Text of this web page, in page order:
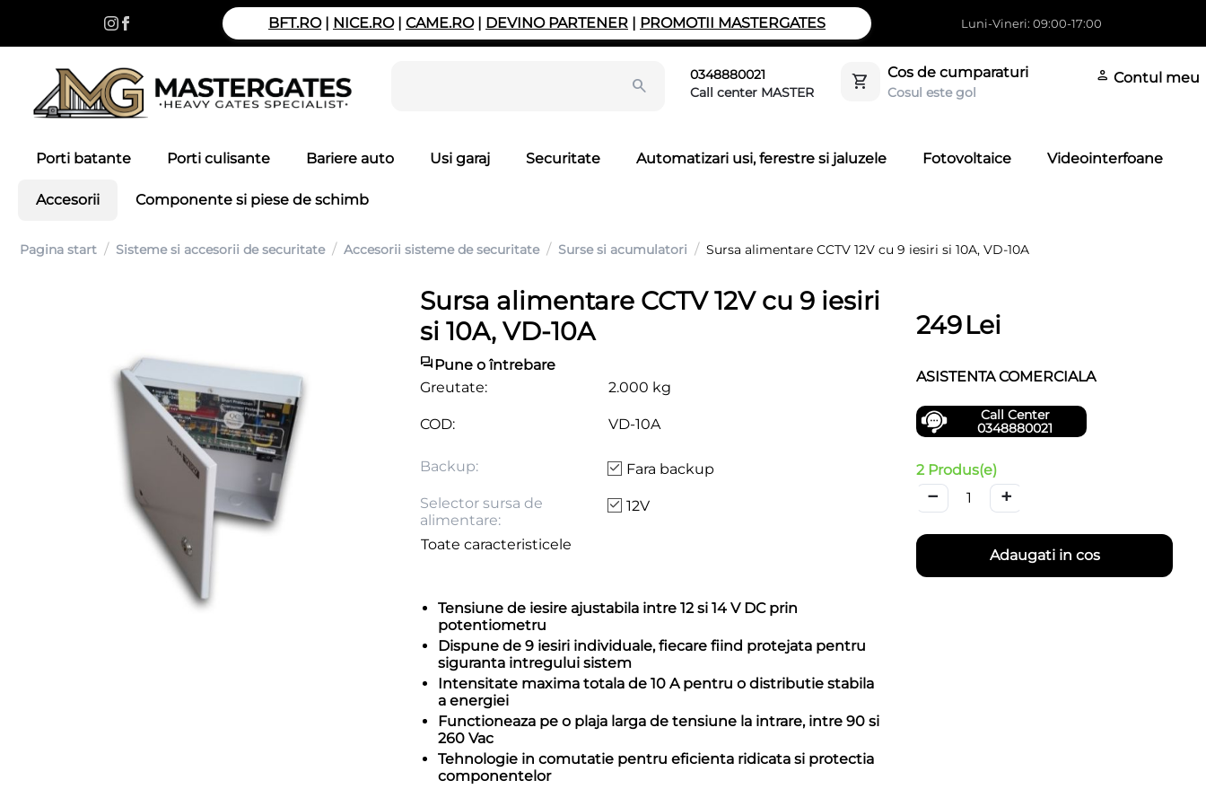
BFT.RO| NICE.RO| CAME.RO| DEVINO PARTENER | PROMOTII MASTERGATES Luni-Vineri: 09:00-17:00
0348880021
Call center MASTER
Cos de cumparaturi
Cosul este gol
Contul meu
Porti batante Porti culisante Bariere auto Usi garaj Securitate Automatizari usi, ferestre si jaluzele Fotovoltaice Videointerfoane
Accesorii Componente si piese de schimb
Pagina start / Sisteme si accesorii de securitate / Accesorii sisteme de securitate / Surse si acumulatori / Sursa alimentare CCTV 12V cu 9 iesiri si 10A, VD-10A
Sursa alimentare CCTV 12V cu 9 iesiri
si 10A, VD-10A
Pune o întrebare
Greutate:
2.000 kg
COD: VD-10A
Backup:
Fara backup
Selector sursa de
alimentare:
12V
Toate caracteristicele
Tensiune de iesire ajustabila intre 12 si 14 V DC prin
potentiometru
Dispune de 9 iesiri individuale, fiecare fiind protejata pentru
siguranta intregului sistem
Intensitate maxima totala de 10 A pentru o distributie stabila
a energiei
Functioneaza pe o plaja larga de tensiune la intrare, intre 90 si
260 Vac
Tehnologie in comutatie pentru eficienta ridicata si protectia
componentelor
249Lei
ASISTENTA COMERCIALA
Call Center
0348880021
2 Produs(e)
+
−
Adaugati in cos